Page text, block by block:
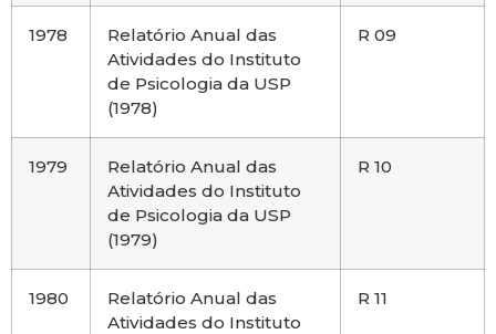
1978
Relatório Anual das
Atividades do Instituto
de Psicologia da USP
(1978)
R 09
1979
Relatório Anual das
Atividades do Instituto
de Psicologia da USP
(1979)
R 10
1980
Relatório Anual das
Atividades do Instituto
R 11